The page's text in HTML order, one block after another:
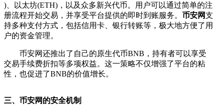
)、以太坊(ETH)，以及众多新兴代币。用户可以通过简单的注
册流程开始交易，并享受平台提供的即时到账服务。 币安网支
持多种支付方式，包括信用卡、银行转账等，极大地方便了用
户的资金管理。
币安网还推出了自己的原生代币BNB，持有者可以享受
交易手续费折扣等多项权益。这一策略不仅增强了平台的粘
性，也促进了BNB的价值增长。
三、币安网的安全机制